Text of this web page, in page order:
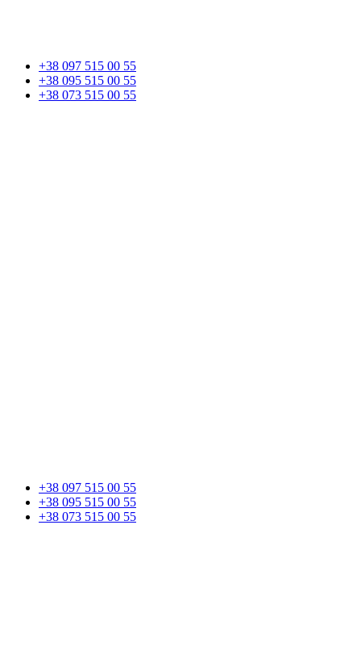
+38 097 515 00 55
+38 095 515 00 55
+38 073 515 00 55
+38 097 515 00 55
+38 095 515 00 55
+38 073 515 00 55